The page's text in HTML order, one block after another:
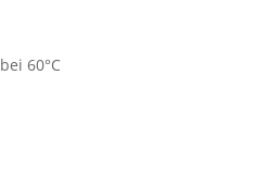
60°C